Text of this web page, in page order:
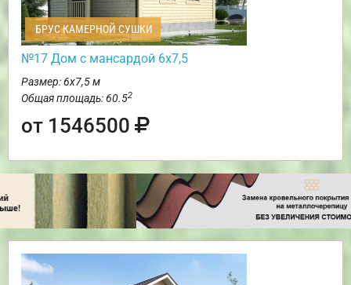
БРУС КАМЕРНОЙ СУШКИ
№17 Дом с мансардой 6х7,5
Размер: 6х7,5 м
Общая площадь: 60.52
от 1546500